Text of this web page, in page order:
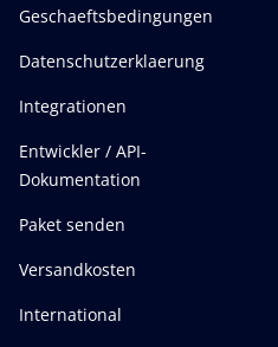
Geschaeftsbedingungen
Datenschutzerklaerung
Integrationen
Entwickler / API-
Dokumentation
Paket senden
Versandkosten
International